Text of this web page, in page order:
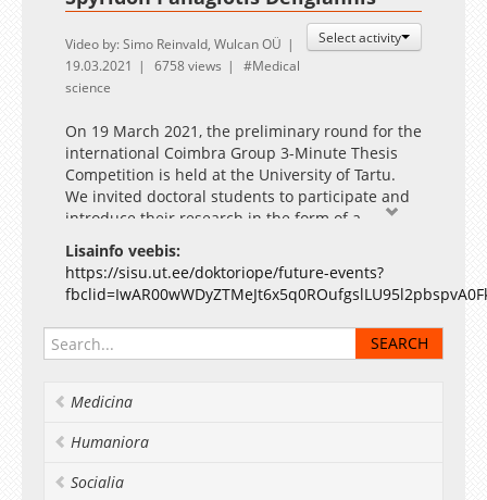
Select activity
Video by: Simo Reinvald, Wulcan OÜ
19.03.2021
6758 views
Medical
science
On 19 March 2021, the preliminary round for the
international Coimbra Group 3-Minute Thesis
Competition is held at the University of Tartu.
We invited doctoral students to participate and
introduce their research in the form of a
captivating three-minute presentation in
English. A video recording of the winner’s
presentation will be sent to represent the UT in
the international competition.
The event is supported by the European Regional
PER ASPERA).
Lisainfo veebis:
https://sisu.ut.ee/doktoriope/future-events?
Medicina
Humaniora
Socialia